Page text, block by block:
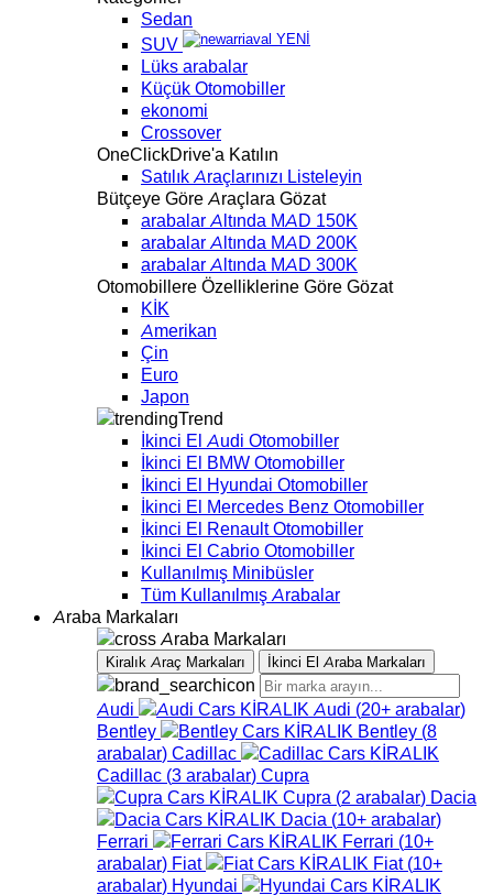
Sedan
SUV
YENİ
Lüks arabalar
Küçük Otomobiller
ekonomi
Crossover
OneClickDrive'a Katılın
Satılık Araçlarınızı Listeleyin
Bütçeye Göre Araçlara Gözat
arabalar Altında MAD 150K
arabalar Altında MAD 200K
arabalar Altında MAD 300K
Otomobillere Özelliklerine Göre Gözat
KİK
Amerikan
Çin
Euro
Japon
Trend
İkinci El Audi Otomobiller
İkinci El BMW Otomobiller
İkinci El Hyundai Otomobiller
İkinci El Mercedes Benz Otomobiller
İkinci El Renault Otomobiller
İkinci El Cabrio Otomobiller
Kullanılmış Minibüsler
Tüm Kullanılmış Arabalar
Araba Markaları
Araba Markaları
Kiralık Araç Markaları İkinci El Araba Markaları
Audi Audi (20+ arabalar)
Bentley
Bentley (8
arabalar) Cadillac
Cadillac (3 arabalar) Cupra
Cupra (2 arabalar) Dacia
Dacia (10+ arabalar)
Ferrari
Ferrari (10+
arabalar) Fiat Fiat (10+
arabalar) Hyundai